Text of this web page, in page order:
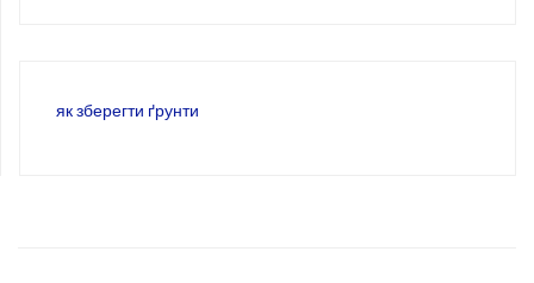
як зберегти ґрунти